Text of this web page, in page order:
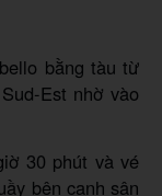
bằng tàu từ
Est nhờ vào
30 phút và vé
bên cạnh sân